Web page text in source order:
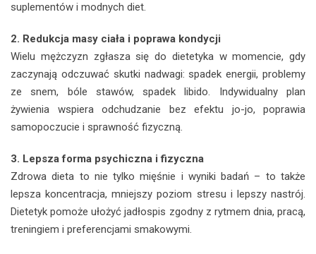
suplementów i modnych diet.
2. Redukcja masy ciała i poprawa kondycji
Wielu mężczyzn zgłasza się do dietetyka w momencie, gdy
zaczynają odczuwać skutki nadwagi: spadek energii, problemy
ze snem, bóle stawów, spadek libido. Indywidualny plan
żywienia wspiera odchudzanie bez efektu jo-jo, poprawia
samopoczucie i sprawność fizyczną.
3. Lepsza forma psychiczna i fizyczna
Zdrowa dieta to nie tylko mięśnie i wyniki badań – to także
lepsza koncentracja, mniejszy poziom stresu i lepszy nastrój.
Dietetyk pomoże ułożyć jadłospis zgodny z rytmem dnia, pracą,
treningiem i preferencjami smakowymi.